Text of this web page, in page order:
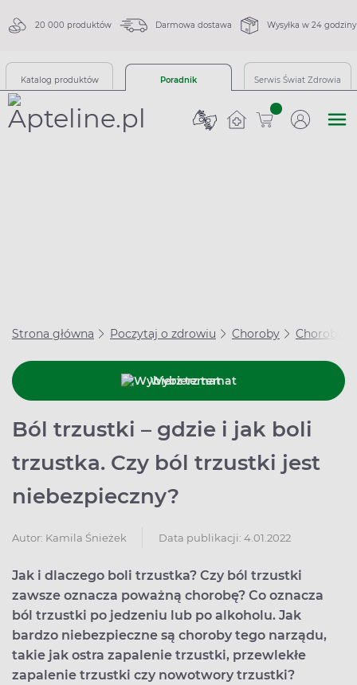
20 000 produktów Darmowa dostawa Wysyłka w 24 godziny
Katalog produktów Poradnik Serwis Świat Zdrowia
sztuk
Strona główna Poczytaj o zdrowiu Choroby Choroby
Wybierz temat
Ból trzustki – gdzie i jak boli
trzustka. Czy ból trzustki jest
niebezpieczny?
Autor: Kamila Śnieżek Data publikacji: 4.01.2022
Jak i dlaczego boli trzustka? Czy ból trzustki
zawsze oznacza poważną chorobę? Co oznacza
ból trzustki po jedzeniu lub po alkoholu. Jak
bardzo niebezpieczne są choroby tego narządu,
takie jak ostra zapalenie trzustki, przewlekłe
zapalenie trzustki czy nowotwory trzustki?